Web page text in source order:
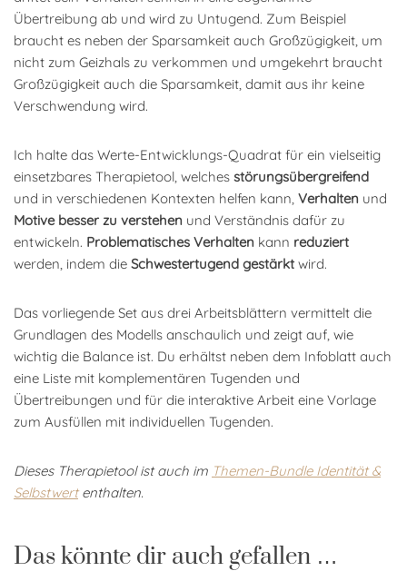
Übertreibung ab und wird zu Untugend. Zum Beispiel
braucht es neben der Sparsamkeit auch Großzügigkeit, um
nicht zum Geizhals zu verkommen und umgekehrt braucht
Großzügigkeit auch die Sparsamkeit, damit aus ihr keine
Verschwendung wird.
Ich halte das Werte-Entwicklungs-Quadrat für ein vielseitig
einsetzbares Therapietool, welches störungsübergreifend
und in verschiedenen Kontexten helfen kann, Verhalten und
Motive besser zu verstehen und Verständnis dafür zu
entwickeln. Problematisches Verhalten kann reduziert
werden, indem die Schwestertugend gestärktwird.
Das vorliegende Set aus drei Arbeitsblättern vermittelt die
Grundlagen des Modells anschaulich und zeigt auf, wie
wichtig die Balance ist. Du erhältst neben dem Infoblatt auch
eine Liste mit komplementären Tugenden und
Übertreibungen und für die interaktive Arbeit eine Vorlage
zum Ausfüllen mit individuellen Tugenden.
Dieses Therapietool ist auch im Themen-Bundle Identität &
Selbstwertenthalten.
Das könnte dir auch gefallen …